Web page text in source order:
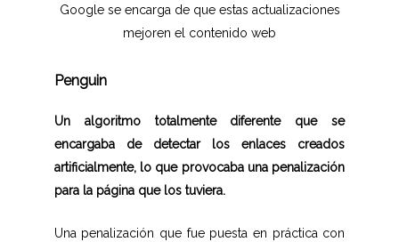
Google se encarga de que estas actualizaciones
mejoren el contenido web
Penguin
Un algoritmo totalmente diferente que se
encargaba de detectar los enlaces creados
artificialmente, lo que provocaba una penalización
para la página que los tuviera.
Una penalización que fue puesta en práctica con